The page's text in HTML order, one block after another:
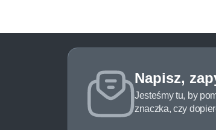
Napisz,
Jesteśmy tu, by
znaczka, czy